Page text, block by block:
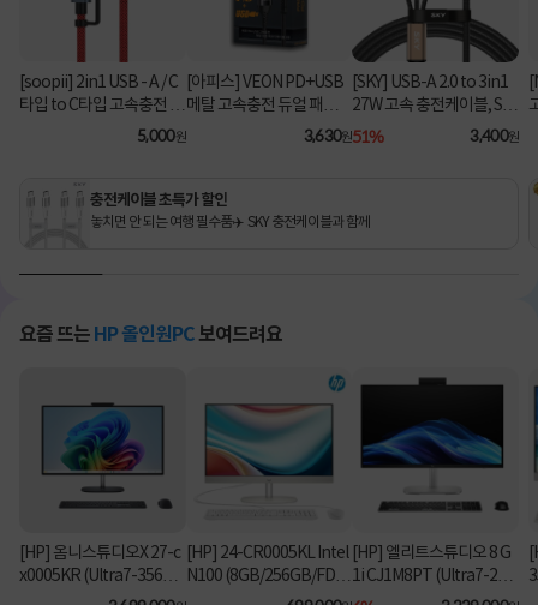
[soopii] 2in1 USB - A / C
타입 to C타입 고속충전 케
이블 PD 100W S52C [1.2
5,000원
[아피스] VEON PD+USB
메탈 고속충전 듀얼 패브릭
8핀 케이블
3,630원
[SKY] USB-A 2.0 to 3in1
27W 고속 충전케이블, SK
Y-A2-3IN1 [블랙/2m]
51% 3,400원
충전케이블 초특가 할인
놓치면 안 되는 여행 필수품✈️ SKY 충전케이블과 함께
요즘 뜨는 HP 올인원PC 보여드려요
[HP] 옴니스튜디오X 27-c
x0005KR (Ultra7-356H/
16GB/1TB/Win11Hom
[HP] 24-CR0005KL Intel
N100 (8GB/256GB/FD)
[기본제품]
[HP] 엘리트스튜디오 8 G
1i CJ1M8PT (Ultra7-26
5/8GB/512GB/Win11Pr